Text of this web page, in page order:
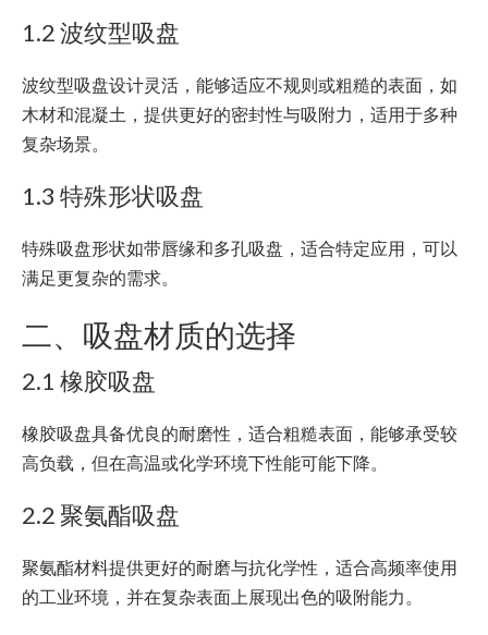
1.2 波纹型吸盘
波纹型吸盘设计灵活，能够适应不规则或粗糙的表面，如
木材和混凝土，提供更好的密封性与吸附力，适用于多种
复杂场景。
1.3 特殊形状吸盘
特殊吸盘形状如带唇缘和多孔吸盘，适合特定应用，可以
满足更复杂的需求。
二、吸盘材质的选择
2.1 橡胶吸盘
橡胶吸盘具备优良的耐磨性，适合粗糙表面，能够承受较
高负载，但在高温或化学环境下性能可能下降。
2.2 聚氨酯吸盘
聚氨酯材料提供更好的耐磨与抗化学性，适合高频率使用
的工业环境，并在复杂表面上展现出色的吸附能力。